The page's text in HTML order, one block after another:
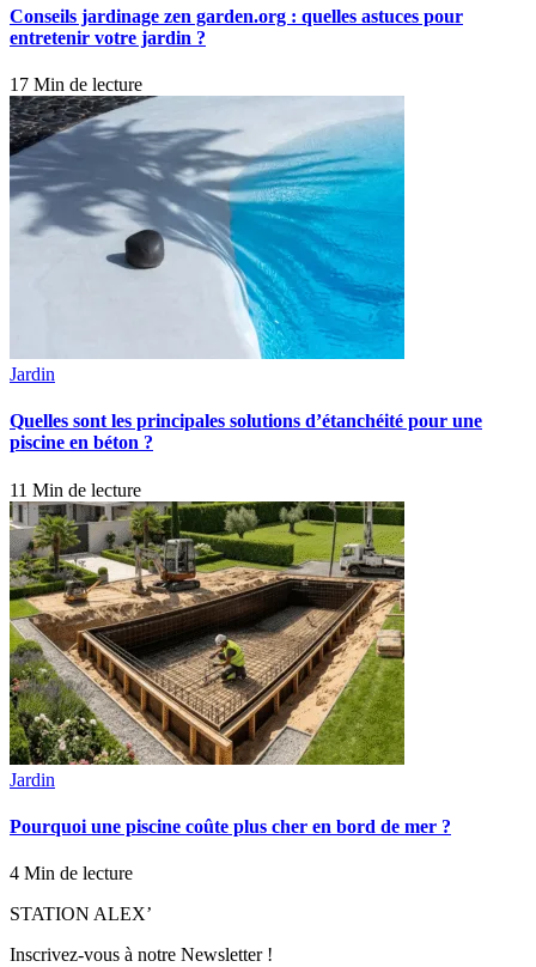
Conseils jardinage zen garden.org : quelles astuces pour
entretenir votre jardin ?
17 Min de lecture
Jardin
Quelles sont les principales solutions d’étanchéité pour une
piscine en béton ?
11 Min de lecture
Jardin
Pourquoi une piscine coûte plus cher en bord de mer ?
4 Min de lecture
STATION ALEX’
Inscrivez-vous à notre Newsletter !